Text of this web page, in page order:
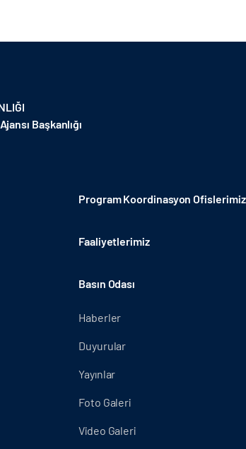
Başkanlığı
Program Koordinasyon Ofislerimiz
Faaliyetlerimiz
Basın Odası
Haberler
Duyurular
Yayınlar
Foto Galeri
Video Galeri